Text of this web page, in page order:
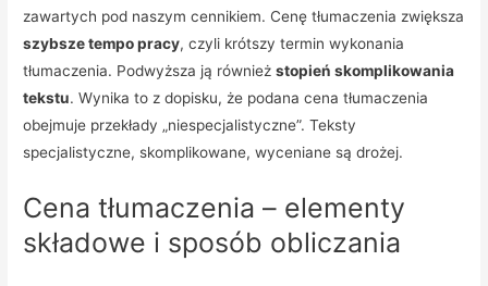
zawartych pod naszym cennikiem. Cenę tłumaczenia zwiększa
szybsze tempo pracy, czyli krótszy termin wykonania
tłumaczenia. Podwyższa ją równieżstopień skomplikowania
tekstu. Wynika to z dopisku, że podana cena tłumaczenia
obejmuje przekłady „niespecjalistyczne”. Teksty
specjalistyczne, skomplikowane, wyceniane są drożej.
Cena tłumaczenia – elementy
składowe i sposób obliczania